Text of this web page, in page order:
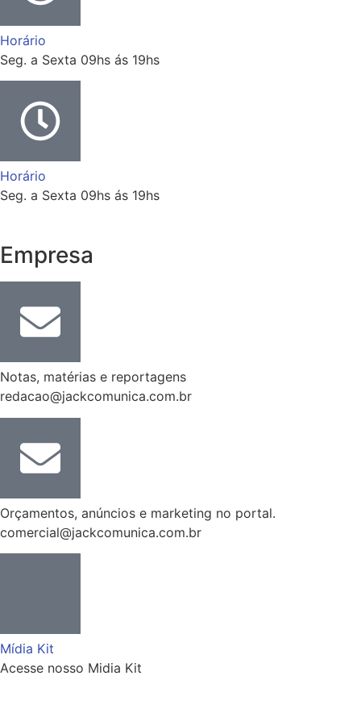
Horário
Seg. a Sexta 09hs ás 19hs
Horário
Seg. a Sexta 09hs ás 19hs
Empresa
Notas, matérias e reportagens
redacao@jackcomunica.com.br
Orçamentos, anúncios e marketing no portal.
comercial@jackcomunica.com.br
Mídia Kit
Acesse nosso Midia Kit